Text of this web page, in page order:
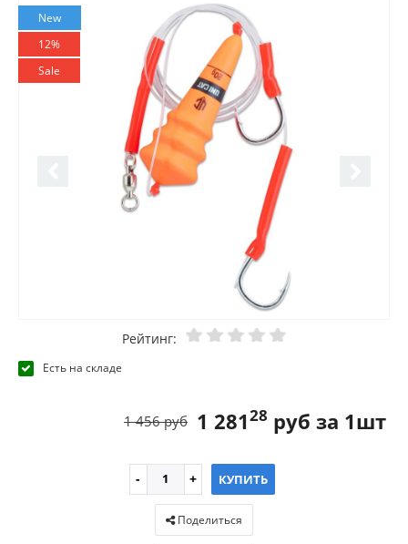
New
12%
Sale
Рейтинг:
Есть на складе
1 28128 руб за 1шт
1 456 руб
КУПИТЬ
Поделиться